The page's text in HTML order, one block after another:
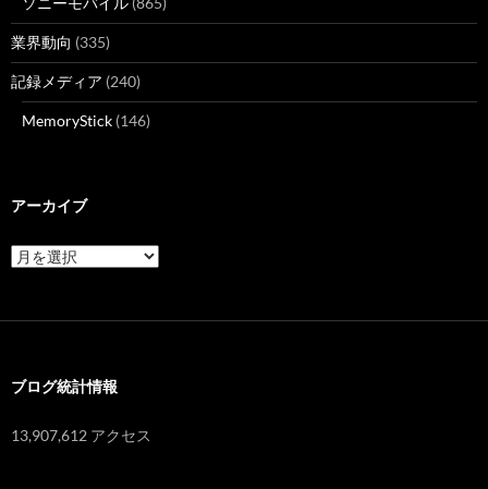
業界動向 (335)
記録メディア (240)
MemoryStick (146)
アーカイブ
ア
ー
ブログ統計情報
13,907,612 アクセス